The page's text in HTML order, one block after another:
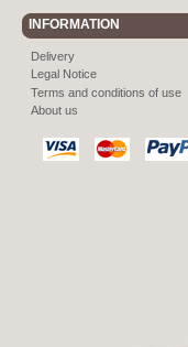
INFORMATION
Delivery
Legal Notice
Terms and conditions of use
About us